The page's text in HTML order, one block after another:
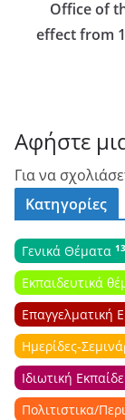
Office of
effect from
Αφήστε
Για να
Κατηγορίες
Γενικά Θέματα
Εκπαιδευτικά
Επαγγελματική
Ημερίδες-
Ιδιωτική
Πολιτιστικα/